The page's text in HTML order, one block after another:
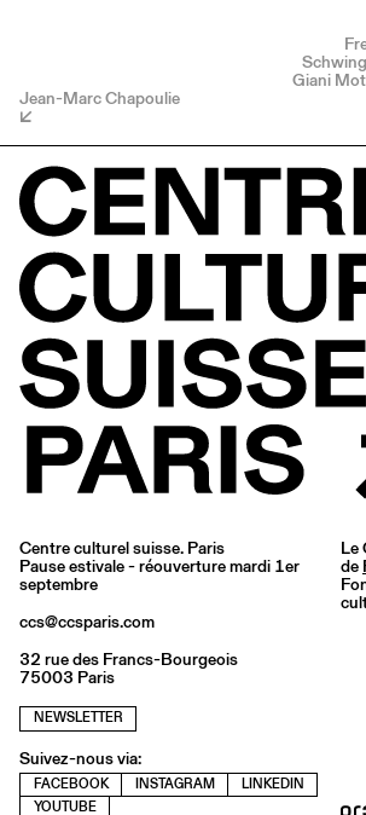
Jean-Marc Chapoulie
Giani
Centre culturel suisse. Paris
Pause estivale - réouverture mardi 1er
septembre
ccs@ccsparis.com
32 rue des Francs-Bourgeois
75003 Paris
NEWSLETTER
Suivez-nous via:
FACEBOOK INSTAGRAM
LINKEDIN
YOUTUBE
Le
de